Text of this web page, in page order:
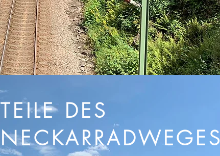
TEILE DES
NECKARRADWEGES